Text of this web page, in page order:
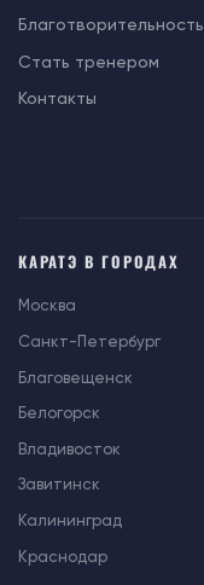
Благотворительность
Стать тренером
Контакты
КАРАТЭ В ГОРОДАХ
Москва
Санкт-Петербург
Благовещенск
Белогорск
Владивосток
Завитинск
Калининград
Краснодар